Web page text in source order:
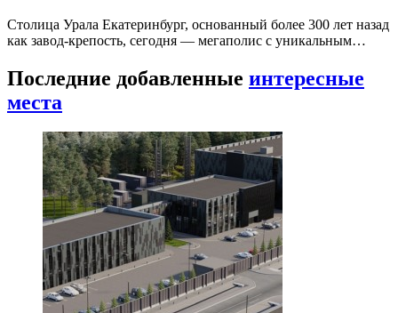
Столица Урала Екатеринбург, основанный более 300 лет назад
как завод-крепость, сегодня — мегаполис с уникальным…
Последние добавленные интересные
места